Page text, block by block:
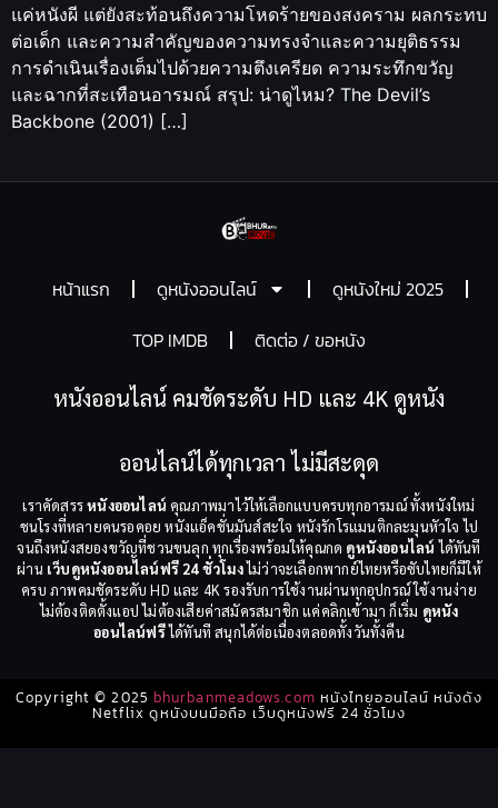
แค่หนังผี แต่ยังสะท้อนถึงความโหดร้ายของสงคราม ผลกระทบ
ต่อเด็ก และความสำคัญของความทรงจำและความยุติธรรม
การดำเนินเรื่องเต็มไปด้วยความตึงเครียด ความระทึกขวัญ
และฉากที่สะเทือนอารมณ์ สรุป: น่าดูไหม? The Devil’s
Backbone (2001) […]
หน้าแรก ดูหนังออนไลน์
ดูหนังใหม่ 2025
TOP IMDB
ติดต่อ / ขอหนัง
หนังออนไลน์ คมชัดระดับ HD และ 4K ดูหนัง
ออนไลน์ได้ทุกเวลา ไม่มีสะดุด
เราคัดสรรหนังออนไลน์ คุณภาพมาไว้ให้เลือกแบบครบทุกอารมณ์ ทั้งหนังใหม่
ชนโรงที่หลายคนรอคอย หนังแอ็คชั่นมันส์สะใจ หนังรักโรแมนติกละมุนหัวใจ ไป
จนถึงหนังสยองขวัญที่ชวนขนลุก ทุกเรื่องพร้อมให้คุณกด ดูหนังออนไลน์ ได้ทันที
ผ่าน เว็บดูหนังออนไลน์ฟรี 24 ชั่วโมงไม่ว่าจะเลือกพากย์ไทยหรือซับไทยก็มีให้
ครบ ภาพคมชัดระดับ HD และ 4K รองรับการใช้งานผ่านทุกอุปกรณ์ ใช้งานง่าย
ไม่ต้องติดตั้งแอป ไม่ต้องเสียค่าสมัครสมาชิก แค่คลิกเข้ามา ก็เริ่ม ดูหนัง
ออนไลน์ฟรีได้ทันที สนุกได้ต่อเนื่องตลอดทั้งวันทั้งคืน
Copyright © 2025 bhurbanmeadows.com หนังไทยออนไลน์ หนังดัง
Netflix ดูหนังบนมือถือ เว็บดูหนังฟรี 24 ชั่วโมง